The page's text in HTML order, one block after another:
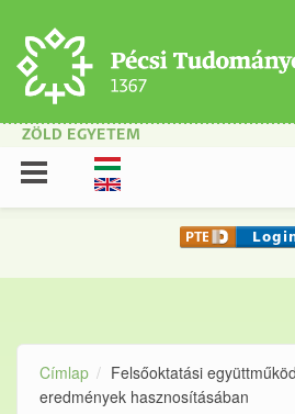
ZÖLD EGYETEM
Címlap
Felsőoktatási
eredmények hasznosításában